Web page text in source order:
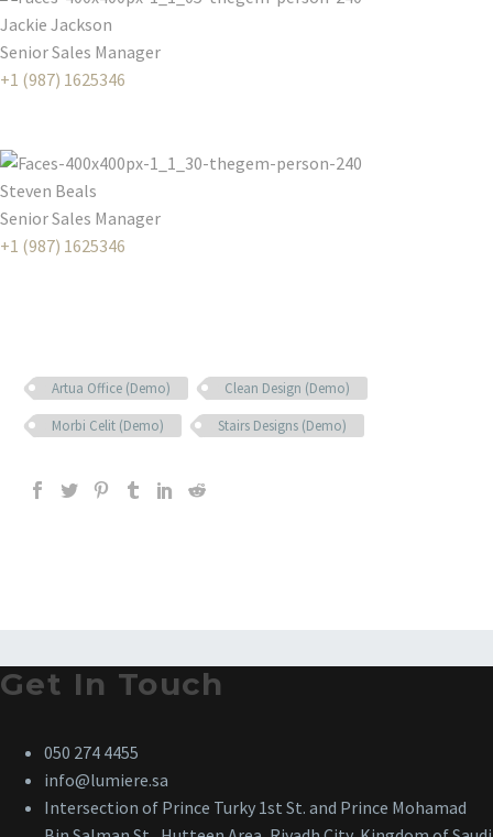
Jackie Jackson
Senior Sales Manager
+1 (987) 1625346
Steven Beals
Senior Sales Manager
+1 (987) 1625346
Artua Office (Demo)
Clean Design (Demo)
Morbi Celit (Demo)
Stairs Designs (Demo)
Get In Touch
050 274 4455
info@lumiere.sa
Intersection of Prince Turky 1st St. and Prince Mohamad